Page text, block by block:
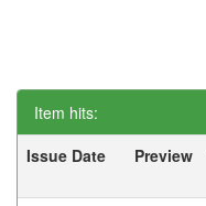
Item hits:
Issue Date
Preview